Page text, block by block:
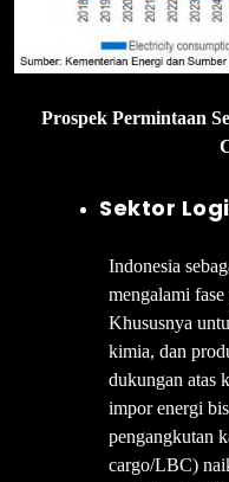
Prospek Permintaan
Sektor
Indonesia
mengalami
Khususnya
kimia, dan
dukungan atas
impor energi
pengangkutan
cargo/LBC)